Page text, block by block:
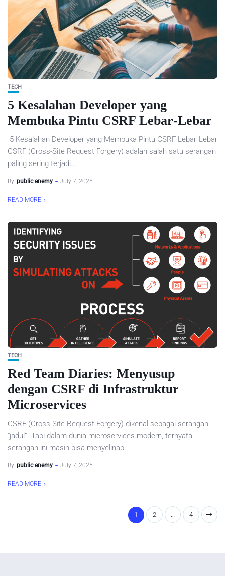
TECH
5 Kesalahan Developer yang
Membuka Pintu CSRF Lebar‑Lebar
5 Kesalahan Developer yang Membuka Pintu CSRF Lebar‑Lebar
CSRF (Cross-Site Request Forgery) adalah salah satu serangan
paling sering terjadi...
By public enemy July 7, 2025
READ MORE
TECH
Red Team Diaries: Menyusup
dengan CSRF di Infrastruktur
Microservices
CSRF (Cross-Site Request Forgery) dikenal sebagai serangan
“jadul”. Tapi dalam dunia microservices modern, ternyata
serangan ini masih bisa menyelinap...
By public enemy July 7, 2025
READ MORE
1 2 … 4